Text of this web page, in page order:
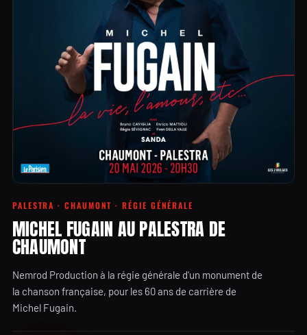
PALESTRA · CHAUMONT · RÉGIE GÉNÉRALE
MICHEL FUGAIN AU PALESTRA DE
CHAUMONT
Nemrod Production à la régie générale d'un monument de
la chanson française, pour les 60 ans de carrière de
Michel Fugain.